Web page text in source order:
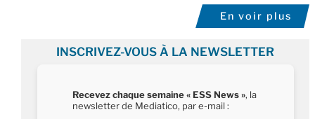
En voir plus
INSCRIVEZ-VOUS À LA NEWSLETTER
Recevez chaque semaine « ESS News », la
newsletter de Mediatico, par e-mail :